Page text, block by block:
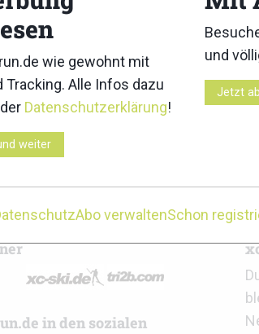
Alpine Trail presented by KAILAS
2026: Ergebnisse
in den sozialen
wie gewohnt mit
Tracking. Alle Infos dazu
Datenschutzerklärung!
weiter
und
Jetzt
Abo verwaltenSchon